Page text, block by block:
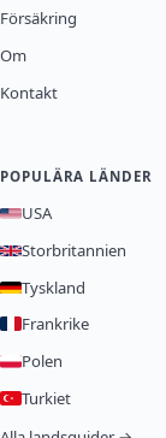
Försäkring
Om
Kontakt
POPULÄRA LÄNDER
USA
Storbritannien
Tyskland
Frankrike
Polen
Turkiet